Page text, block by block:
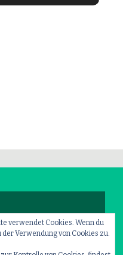
verwendet Cookies. Wenn du
Verwendung von Cookies zu.